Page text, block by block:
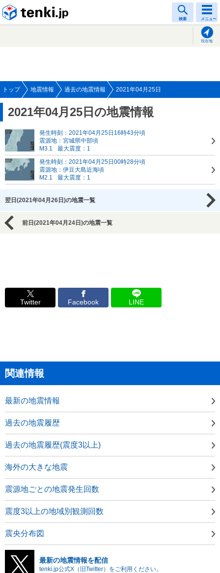
検索 メニュー
現在地
トップ 地震情報 過去の地震情報 2021年04月25日
2021年04月25日の地震情報
発生時刻：2021年04月25日16時43分頃
震源地：宮城県中部頃
M3.1
最大震度：1
発生時刻：2021年04月25日00時28分頃
震源地：伊豆大島近海頃
M2.1
最大震度：1
翌日(2021年04月26日)の地震一覧
前日(2021年04月24日)の地震一覧
Twitter Facebook LINE
関連情報
最新の地震情報
過去の地震履歴
過去の地震履歴(震度3以上)
海外の大きな地震
震源地ごとの地震発生回数
震度3以上の地域別観測回数
震央分布図
最新の地震情報を配信
tenki.jp公式X（旧Twitter）をご利用ください。